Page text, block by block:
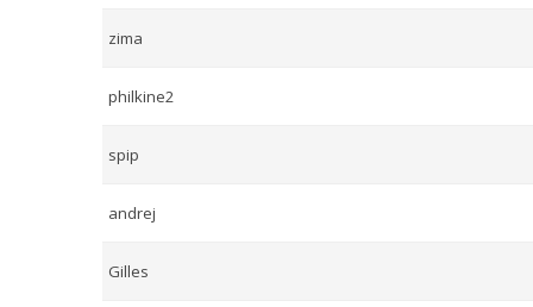
zima
philkine2
spip
andrej
Gilles